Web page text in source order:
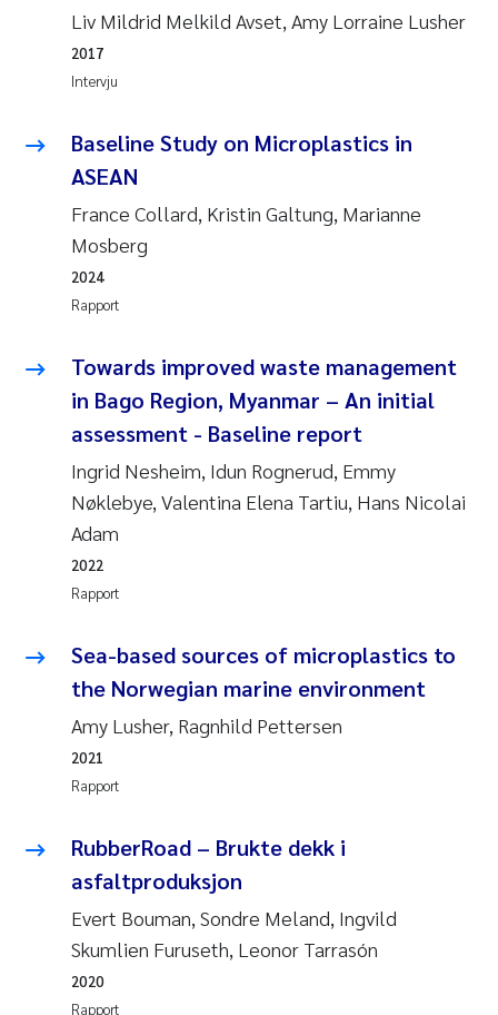
2018
2016
2015
2014
2011
2010
2007
2006
2005
Julia Szulecka
Aase Jeanette Kvanneid
Ellen Johannesen
Steen Wilhelm Knudsen
Sindre Langaas
Øyvind Kaste
Christian Vogelsang
Marta Moyano
Sandra Stadniczenko Gran
Anette Engesmo
Maximilian Nawrath
Kathrine Ivsett Johnsen
Line Johanne Barkved
Pawel Krzeminski
Liv Mildrid Melkild Avset, Amy Lorraine Lusher
Intervju
2017
Baseline Study on Microplastics in
ASEAN
France Collard, Kristin Galtung, Marianne
Mosberg
Rapport
2024
Towards improved waste management
in Bago Region, Myanmar – An initial
assessment - Baseline report
Ingrid Nesheim, Idun Rognerud, Emmy
Nøklebye, Valentina Elena Tartiu, Hans Nicolai
Adam
Rapport
2022
Sea-based sources of microplastics to
the Norwegian marine environment
Amy Lusher, Ragnhild Pettersen
Rapport
2021
RubberRoad – Brukte dekk i
asfaltproduksjon
Evert Bouman, Sondre Meland, Ingvild
Skumlien Furuseth, Leonor Tarrasón
Rapport
2020